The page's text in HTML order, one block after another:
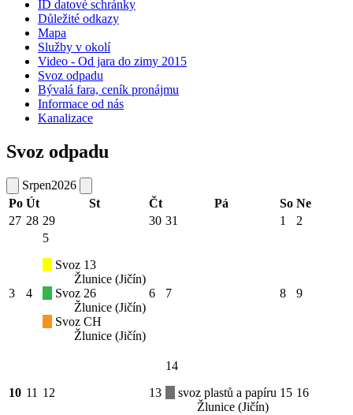
ID datové schránky
Důležité odkazy
Mapa
Služby v okolí
Video - Od jara do zimy 2015
Svoz odpadu
Bývalá fara, ceník pronájmu
Informace od nás
Kanalizace
Svoz odpadu
Srpen2026
Po Út St Čt Pá So Ne
27 28 29 30 31 1 2
3 4
5
Svoz 13
Žlunice (Jičín)
Svoz 26
Žlunice (Jičín)
Svoz CH
Žlunice (Jičín)
6 7 8 9
10 11 12 13
14
svoz plastů a papíru
Žlunice (Jičín)
15 16